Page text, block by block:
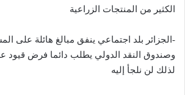
الكثير من المنتجات الزراعية
-الجزائر بلد اجتماعي ينفق مبالغ هائلة على
وصندوق النقد الدولي يطلب دائما فرض قيود
لذلك لن نلجأ إليه